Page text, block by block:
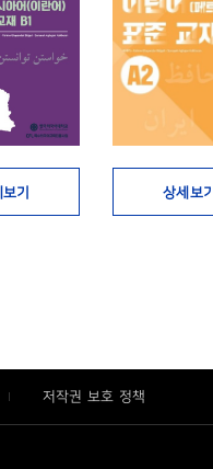
기 상세보
저작권 보호 정책